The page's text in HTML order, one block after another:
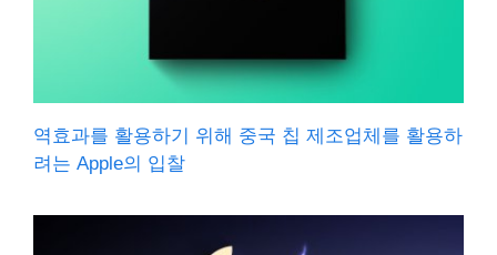
역효과를 활용하기 위해 중국 칩 제조업체를 활용하
려는 Apple의 입찰